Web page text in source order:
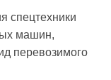
спецтехники
машин,
перевозимого